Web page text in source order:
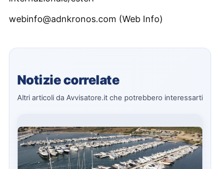
webinfo@adnkronos.com (Web Info)
Notizie correlate
Altri articoli da Avvisatore.it che potrebbero interessarti